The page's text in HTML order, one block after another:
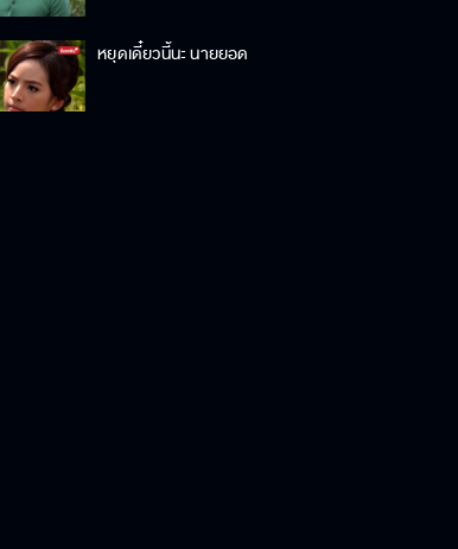
หยุดเดี๋ยวนี้นะ นายยอด